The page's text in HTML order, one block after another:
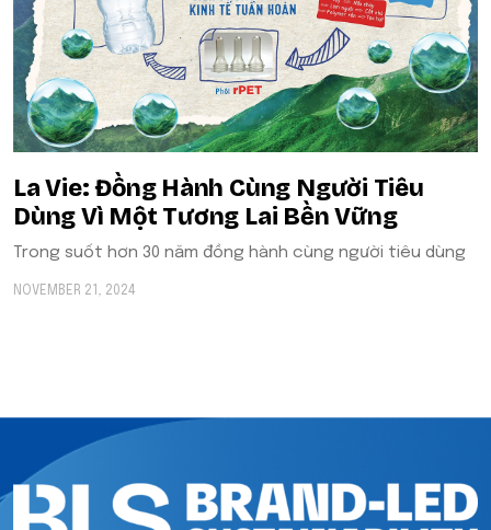
La Vie: Đồng Hành Cùng Người Tiêu
Dùng Vì Một Tương Lai Bền Vững
Trong suốt hơn 30 năm đồng hành cùng người tiêu dùng
NOVEMBER 21, 2024